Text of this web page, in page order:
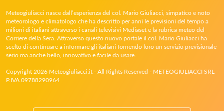
Meteogiuliacci nasce dall’esperienza del col. Mario Giuliacci, simpatico e noto
meteorologo e climatologo che ha descritto per anni le previsioni del tempo a
milioni di italiani attraverso i canali televisivi Mediaset e la rubrica meteo del
Corriere della Sera. Attraverso questo nuovo portale il col. Mario Giuliacci ha
scelto di continuare a informare gli italiani fornendo loro un servizio previsionale
serio ma anche bello, innovativo e facile da usare.
Copyright 2026 Meteogiuliacci.it - All Rights Reserved - METEOGIULIACCI SRL
P.IVA 09788290964